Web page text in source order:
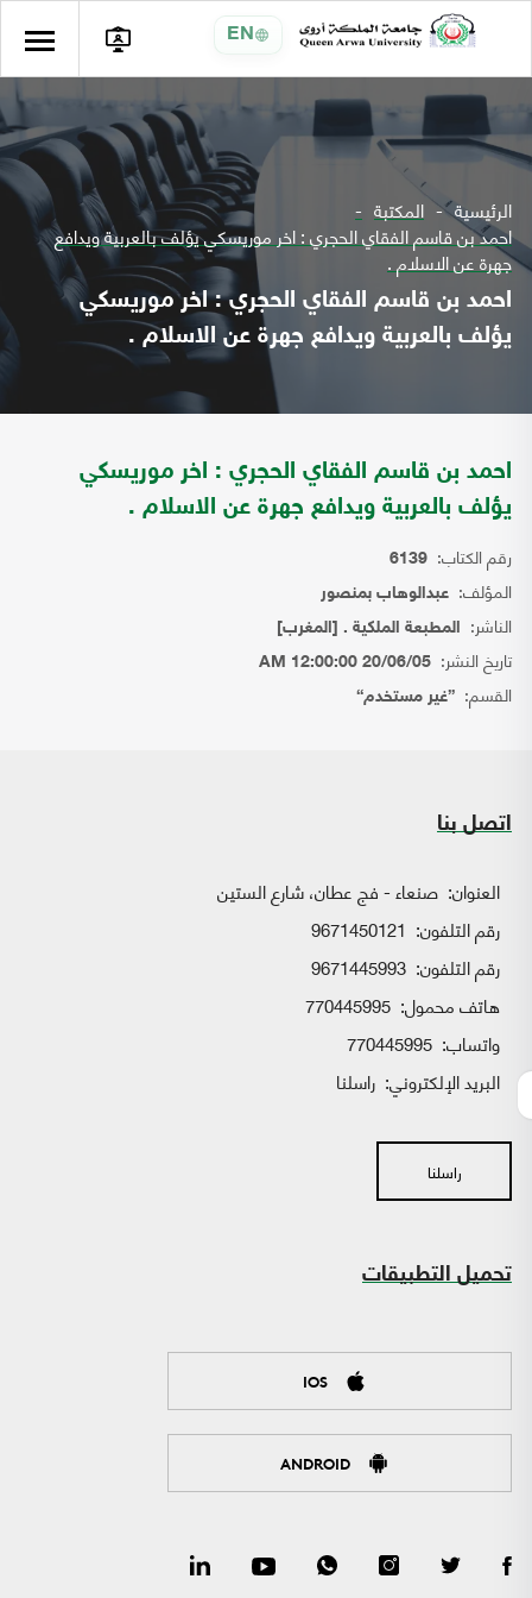
EN
الرئيسية المكتبة
احمد بن قاسم الفقاي الحجري : اخر موريسكي يؤلف بالعربية ويدافع
جهرة عن الاسلام .
احمد بن قاسم الفقاي الحجري : اخر موريسكي
يؤلف بالعربية ويدافع جهرة عن الاسلام .
احمد بن قاسم الفقاي الحجري : اخر موريسكي
يؤلف بالعربية ويدافع جهرة عن الاسلام .
رقم الكتاب: 6139
المؤلف: عبدالوهاب بمنصور
الناشر: المطبعة الملكية . [المغرب]
تاريخ النشر: 20/06/05 12:00:00 AM
القسم: {غير مستخدم}
اتصل بنا
العنوان: صنعاء - فج عطان، شارع الستين
رقم التلفون: 9671450121
رقم التلفون: 9671445993
هاتف محمول: 770445995
واتساب:
البريد الإلكتروني: راسلنا
راسلنا
تحميل التطبيقات
IOS
ANDROID